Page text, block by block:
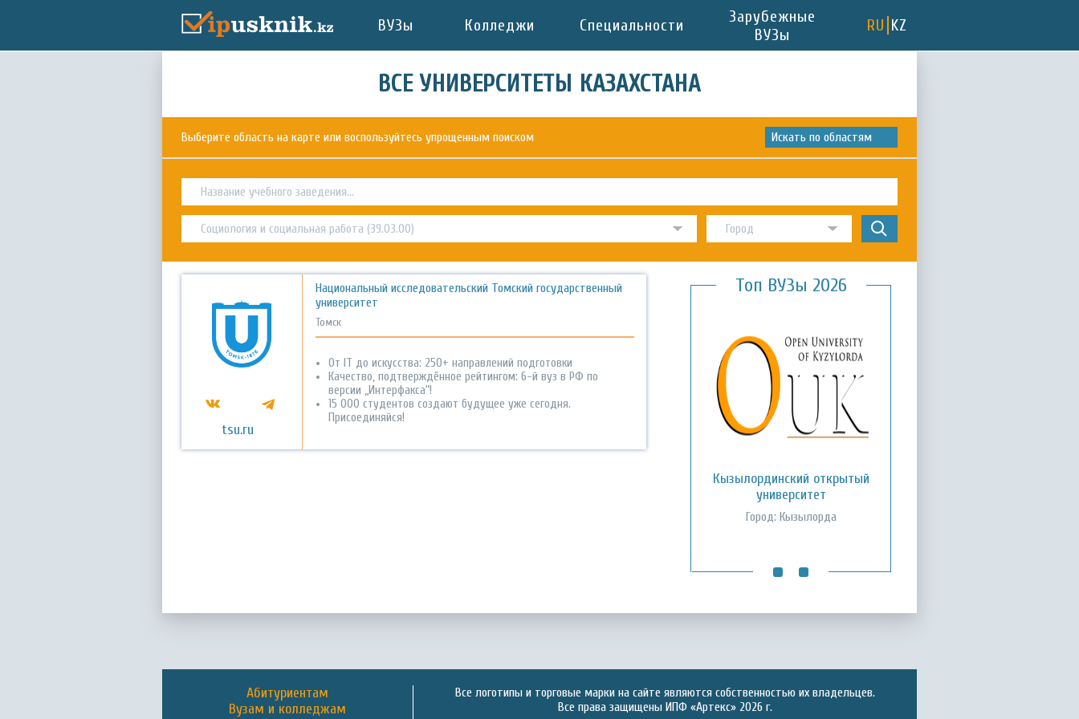
ВУЗы Колледжи Специальности
Зарубежные
ВУЗы
RU KZ
ВСЕ УНИВЕРСИТЕТЫ КАЗАХСТАНА
Выберите область на карте или воспользуйтесь упрощенным поиском Искать по областям
tsu.ru
Национальный исследовательский Томский государственный
университет
Томск
От IT до искусства: 250+ направлений подготовки
Качество, подтверждённое рейтингом: 6-й вуз в РФ по
версии „Интерфакса“!
15 000 студентов создают будущее уже сегодня.
Присоединяйся!
Топ ВУЗы 2026
Международный казахско-
турецкий университет им.
Х.А. Ясави
Кызылординский открытый
университет
Город: Кызылорда
Абитуриентам
Вузам и колледжам
Все логотипы и торговые марки на сайте являются собственностью их владельцев.
Все права защищены ИПФ «Артекс» 2026 г.